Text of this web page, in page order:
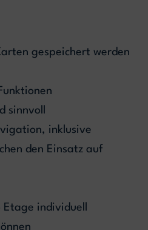
gespeichert werden
sinnvoll
inklusive
den Einsatz auf
individuell